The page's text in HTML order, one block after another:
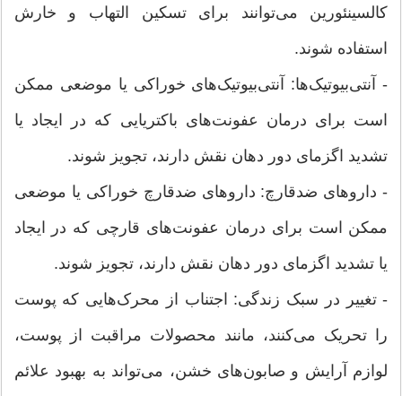
کالسینئورین می‌توانند برای تسکین التهاب و خارش
استفاده شوند.
- آنتی‌بیوتیک‌ها: آنتی‌بیوتیک‌های خوراکی یا موضعی ممکن
است برای درمان عفونت‌های باکتریایی که در ایجاد یا
تشدید اگزمای دور دهان نقش دارند، تجویز شوند.
- داروهای ضدقارچ: داروهای ضدقارچ خوراکی یا موضعی
ممکن است برای درمان عفونت‌های قارچی که در ایجاد
یا تشدید اگزمای دور دهان نقش دارند، تجویز شوند.
- تغییر در سبک زندگی: اجتناب از محرک‌هایی که پوست
را تحریک می‌کنند، مانند محصولات مراقبت از پوست،
لوازم آرایش و صابون‌های خشن، می‌تواند به بهبود علائم